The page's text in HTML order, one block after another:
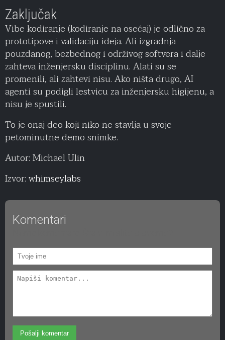
Zaključak
Vibe kodiranje (kodiranje na osećaj) je odlično za
prototipove i validaciju ideja. Ali izgradnja
pouzdanog, bezbednog i održivog softvera i dalje
zahteva inženjersku disciplinu. Alati su se
promenili, ali zahtevi nisu. Ako ništa drugo, AI
agenti su podigli lestvicu za inženjersku higijenu, a
nisu je spustili.
To je onaj deo koji niko ne stavlja u svoje
petominutne demo snimke.
Autor: Michael Ulin
Izvor:whimseylabs
Komentari
Pošalji komentar